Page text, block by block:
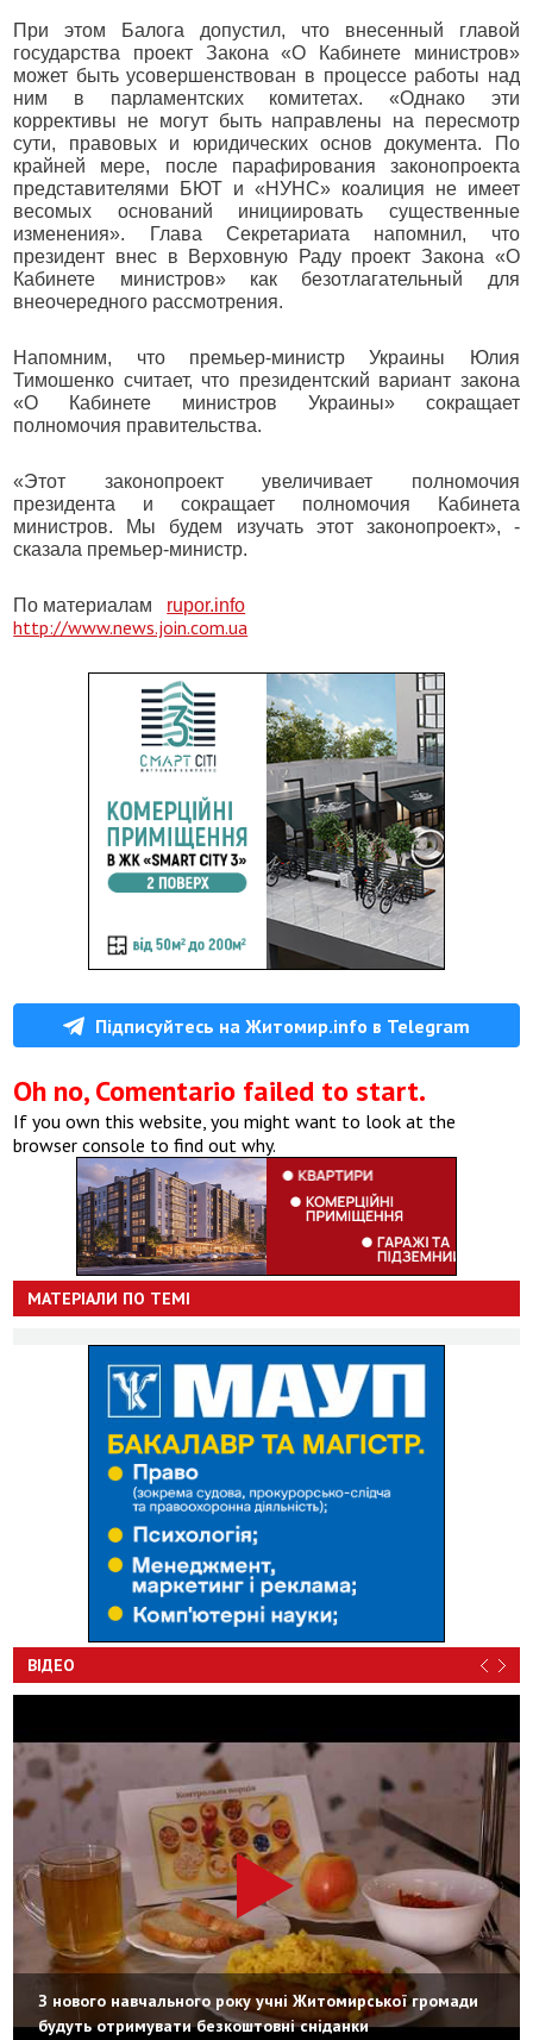
При этом Балога допустил, что внесенный главой
государства проект Закона «О Кабинете министров»
может быть усовершенствован в процессе работы над
ним в парламентских комитетах. «Однако эти
коррективы не могут быть направлены на пересмотр
сути, правовых и юридических основ документа. По
крайней мере, после парафирования законопроекта
представителями БЮТ и «НУНС» коалиция не имеет
весомых оснований инициировать существенные
изменения». Глава Секретариата напомнил, что
президент внес в Верховную Раду проект Закона «О
Кабинете министров» как безотлагательный для
внеочередного рассмотрения.
Напомним, что премьер-министр Украины Юлия
Тимошенко считает, что президентский вариант закона
«О Кабинете министров Украины» сокращает
полномочия правительства.
«Этот законопроект увеличивает полномочия
президента и сокращает полномочия Кабинета
министров. Мы будем изучать этот законопроект», -
сказала премьер-министр.
По материалам rupor.info
http://www.news.join.com.ua
Підписуйтесь на Житомир.info в Telegram
Oh no, Comentario failed to start.
If you own this website, you might want to look at the
browser console to find out why.
МАТЕРІАЛИ ПО ТЕМІ
ВІДЕО
З нового навчального року учні Житомирської громади
будуть отримувати безкоштовні сніданки